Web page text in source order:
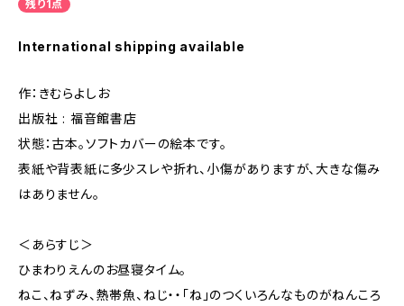
残り1点
International shipping available
作：きむらよしお
出版社 : 福音館書店
状態：古本。ソフトカバーの絵本です。
表紙や背表紙に多少スレや折れ、小傷がありますが、大きな傷み
はありません。
＜あらすじ＞
ひまわりえんのお昼寝タイム。
ねこ、ねずみ、熱帯魚、ねじ・・「ね」のつくいろんなものがねんころ